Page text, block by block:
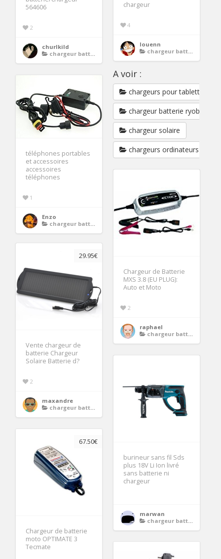
chargeur
4
louenn
chargeur batterie moto
564606
2
churlkild
chargeur batterie moto
A voir :
chargeurs pour tablettes
chargeur batterie ryobi
chargeur solaire
chargeurs ordinateurs
téléphones portables
et accessoires
accessoires
téléphones
1
Enzo
chargeur batterie moto
Chargeur de Batterie
MXS 3.8 (EU PLUG):
Auto et Moto
2
raphael
chargeur batterie moto
29.95€
Vente chargeur de
batterie Chargeur
Solaire Batterie d?
2
maxandre
chargeur batterie moto
burineur sans fil Sds
plus 18V Li Ion livré
sans batterie ni
chargeur
marwan
chargeur batterie moto
67.50€
Chargeur de batterie
moto OPTIMATE 3
Tecmate